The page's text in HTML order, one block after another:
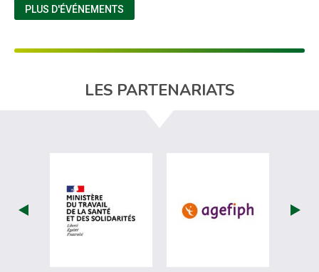
PLUS D'ÉVÉNEMENTS
LES PARTENARIATS
visiter les site de Ministère du travail
visiter les